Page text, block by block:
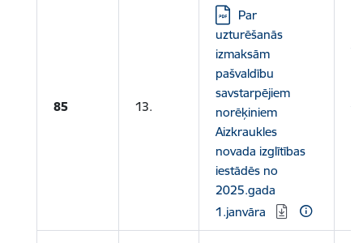
85 13.
Lejupielādēt:
Par
uzturēšanās
izmaksām
pašvaldību
savstarpējiem
norēķiniem
Aizkraukles
novada izglītības
iestādēs no
2025.gada
1.janvāra